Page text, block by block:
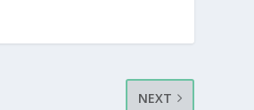
NEXT